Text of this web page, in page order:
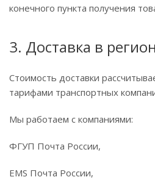
конечного пункта получения
3. Доставка в
Стоимость доставки
тарифами транспортных
Мы работаем с компаниями:
ФГУП Почта России,
EMS Почта России,